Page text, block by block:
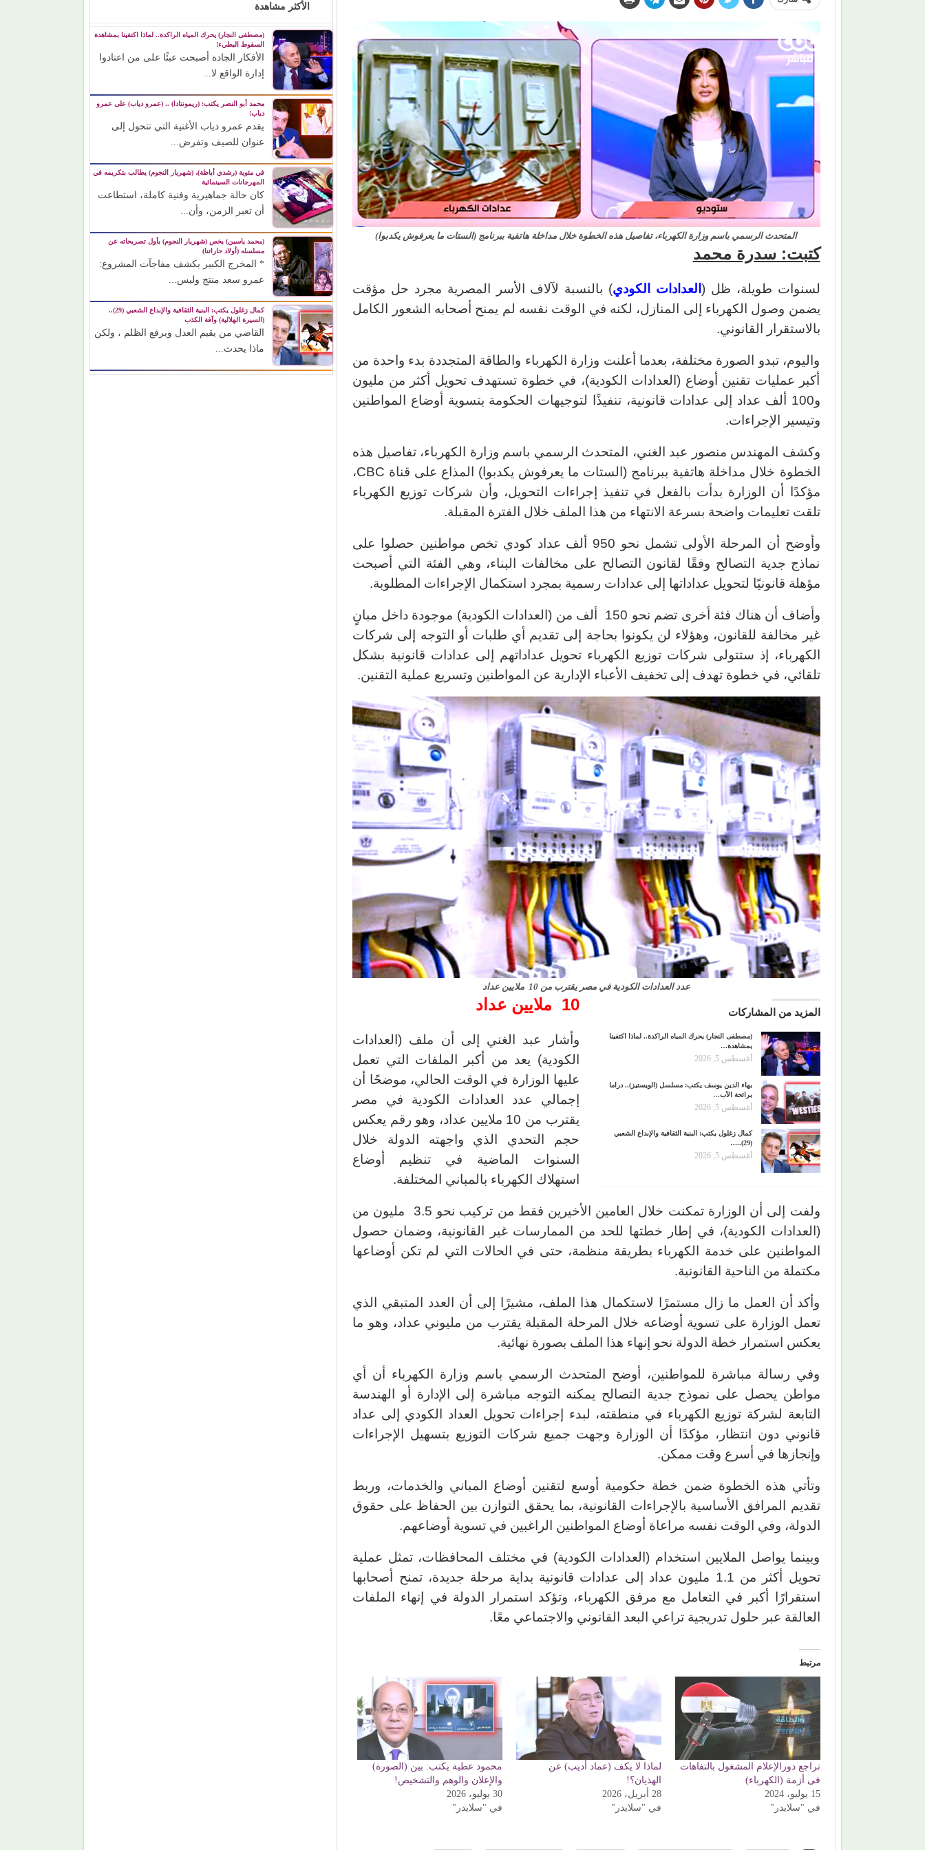
المتحدث الرسمي باسم وزارة الكهرباء، تفاصيل هذه الخطوة خلال مداخلة هاتفية ببرنامج (الستات ما يعرفوش يكدبوا)
كتبت: سدرة محمد
لسنوات طويلة، ظل ( العدادات الكودي) بالنسبة لآلاف الأسر المصرية مجرد حل مؤقت
يضمن وصول الكهرباء إلى المنازل، لكنه في الوقت نفسه لم يمنح أصحابه الشعور الكامل
بالاستقرار القانوني.
واليوم، تبدو الصورة مختلفة، بعدما أعلنت وزارة الكهرباء والطاقة المتجددة بدء واحدة من
أكبر عمليات تقنين أوضاع (العدادات الكودية)، في خطوة تستهدف تحويل أكثر من مليون
و100 ألف عداد إلى عدادات قانونية، تنفيذًا لتوجيهات الحكومة بتسوية أوضاع المواطنين
وتيسير الإجراءات.
وكشف المهندس منصور عبد الغني، المتحدث الرسمي باسم وزارة الكهرباء، تفاصيل هذه
الخطوة خلال مداخلة هاتفية ببرنامج (الستات ما يعرفوش يكدبوا) المذاع على قناة CBC،
مؤكدًا أن الوزارة بدأت بالفعل في تنفيذ إجراءات التحويل، وأن شركات توزيع الكهرباء
تلقت تعليمات واضحة بسرعة الانتهاء من هذا الملف خلال الفترة المقبلة.
وأوضح أن المرحلة الأولى تشمل نحو 950 ألف عداد كودي تخص مواطنين حصلوا على
نماذج جدية التصالح وفقًا لقانون التصالح على مخالفات البناء، وهي الفئة التي أصبحت
مؤهلة قانونيًا لتحويل عداداتها إلى عدادات رسمية بمجرد استكمال الإجراءات المطلوبة.
وأضاف أن هناك فئة أخرى تضم نحو 150 ألف من (العدادات الكودية) موجودة داخل مبانٍ
غير مخالفة للقانون، وهؤلاء لن يكونوا بحاجة إلى تقديم أي طلبات أو التوجه إلى شركات
الكهرباء، إذ ستتولى شركات توزيع الكهرباء تحويل عداداتهم إلى عدادات قانونية بشكل
تلقائي، في خطوة تهدف إلى تخفيف الأعباء الإدارية عن المواطنين وتسريع عملية التقنين.
عدد العدادات الكودية في مصر يقترب من 10 ملايين عداد
المزيد من المشاركات
(مصطفى النجار) يحرك المياه الراكدة.. لماذا اكتفينا
بمشاهدة…
أغسطس 5, 2026
بهاء الدين يوسف يكتب: مسلسل (الويستيز).. دراما
برائحة الأب…
أغسطس 5, 2026
كمال زغلول يكتب: البنية الثقافية والإبداع الشعبي
(29)..…
أغسطس 5, 2026
10 ملايين عداد
وأشار عبد الغني إلى أن ملف (العدادات
الكودية) يعد من أكبر الملفات التي تعمل
عليها الوزارة في الوقت الحالي، موضحًا أن
إجمالي عدد العدادات الكودية في مصر
يقترب من 10 ملايين عداد، وهو رقم يعكس
حجم التحدي الذي واجهته الدولة خلال
السنوات الماضية في تنظيم أوضاع
استهلاك الكهرباء بالمباني المختلفة.
ولفت إلى أن الوزارة تمكنت خلال العامين الأخيرين فقط من تركيب نحو 3.5 مليون من
(العدادات الكودية)، في إطار خطتها للحد من الممارسات غير القانونية، وضمان حصول
المواطنين على خدمة الكهرباء بطريقة منظمة، حتى في الحالات التي لم تكن أوضاعها
مكتملة من الناحية القانونية.
وأكد أن العمل ما زال مستمرًا لاستكمال هذا الملف، مشيرًا إلى أن العدد المتبقي الذي
تعمل الوزارة على تسوية أوضاعه خلال المرحلة المقبلة يقترب من مليوني عداد، وهو ما
يعكس استمرار خطة الدولة نحو إنهاء هذا الملف بصورة نهائية.
وفي رسالة مباشرة للمواطنين، أوضح المتحدث الرسمي باسم وزارة الكهرباء أن أي
مواطن يحصل على نموذج جدية التصالح يمكنه التوجه مباشرة إلى الإدارة أو الهندسة
التابعة لشركة توزيع الكهرباء في منطقته، لبدء إجراءات تحويل العداد الكودي إلى عداد
قانوني دون انتظار، مؤكدًا أن الوزارة وجهت جميع شركات التوزيع بتسهيل الإجراءات
وإنجازها في أسرع وقت ممكن.
وتأتي هذه الخطوة ضمن خطة حكومية أوسع لتقنين أوضاع المباني والخدمات، وربط
تقديم المرافق الأساسية بالإجراءات القانونية، بما يحقق التوازن بين الحفاظ على حقوق
الدولة، وفي الوقت نفسه مراعاة أوضاع المواطنين الراغبين في تسوية أوضاعهم.
وبينما يواصل الملايين استخدام (العدادات الكودية) في مختلف المحافظات، تمثل عملية
تحويل أكثر من 1.1 مليون عداد إلى عدادات قانونية بداية مرحلة جديدة، تمنح أصحابها
استقرارًا أكبر في التعامل مع مرفق الكهرباء، وتؤكد استمرار الدولة في إنهاء الملفات
العالقة عبر حلول تدريجية تراعي البعد القانوني والاجتماعي معًا.
مرتبط
تراجع دورالإعلام المشغول بالتفاهات
فى أزمة (الكهرباء)
15 يوليو، 2024
في "سلايدر"
لماذا لا يكف (عماد أديب) عن
الهذيان؟!
28 أبريل، 2026
في "سلايدر"
محمود عطية يكتب: بين (الصورة)
والإعلان والوهم والتشخيص!
30 يوليو، 2026
في "سلايدر"
الأكثر مشاهدة
(مصطفى النجار) يحرك المياه الراكدة.. لماذا اكتفينا بمشاهدة
السقوط البطيء!
الأفكار الجادة أصبحت عبئًا على من اعتادوا
إدارة الواقع لا...
محمد أبو النصر يكتب: (ريمونتادا) .. (عمرو دياب) على عمرو
دياب!
يقدم عمرو دياب الأغنية التي تتحول إلى
عنوان للصيف وتفرض...
في مئوية (رشدي أباظة)، (شهريار النجوم) يطالب بتكريمه في
المهرجانات السينمائية
كان حالة جماهيرية وفنية كاملة، استطاعت
أن تعبر الزمن، وأن...
(محمد ياسين) يخص (شهريار النجوم) بأول تصريحاته عن
مسلسله (أولاد حاراتنا)
* المخرج الكبير يكشف مفاجآت المشروع:
عمرو سعد منتج وليس...
كمال زغلول يكتب: البنية الثقافية والإبداع الشعبي (29)..
(السيرة الهلالية) وآفة الكذب
القاضي من يقيم العدل ويرفع الظلم ، ولكن
ماذا يحدث...